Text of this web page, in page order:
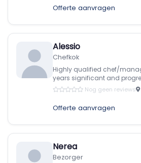
Offerte aanvragen
Alessio
Chefkok
Highly qualified chef/
years significant and
Nog geen reviews
Offerte aanvragen
Nerea
Bezorger